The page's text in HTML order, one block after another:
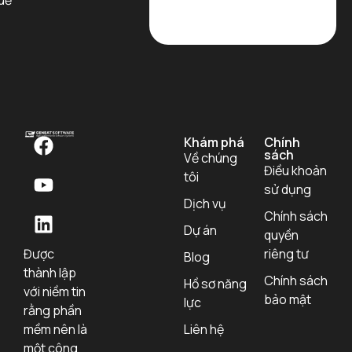
Được
thành lập
với niềm tin
rằng phần
mềm nên là
một công
Khám phá
Về chúng
tôi
Dịch vụ
Dự án
Blog
Hồ sơ năng
lực
Liên hệ
Chính
sách
Điều khoản
sử dụng
Chính sách
quyền
riêng tư
Chính sách
bảo mật